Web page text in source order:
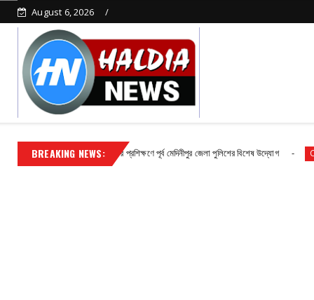
August 6, 2026
BREAKING NEWS:
দমনে দক্ষতা বৃদ্ধির প্রশিক্ষণে পূর্ব মেদিনীপুর জেলা পুলিশের বিশেষ উদ্যোগ Contact